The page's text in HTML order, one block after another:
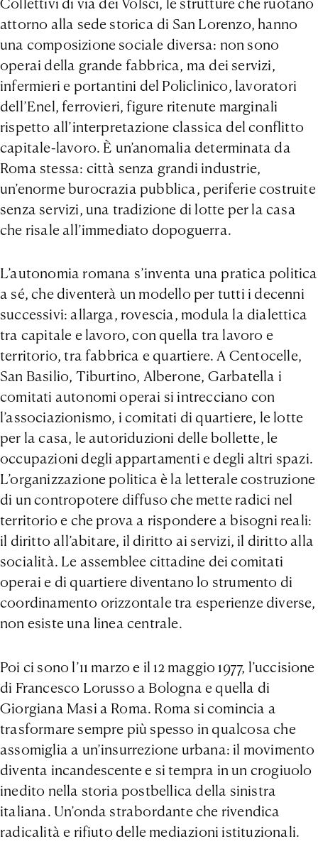
Collettivi di via dei Volsci, le strutture che ruotano
attorno alla sede storica di San Lorenzo, hanno
una composizione sociale diversa: non sono
operai della grande fabbrica, ma dei servizi,
infermieri e portantini del Policlinico, lavoratori
dell’Enel, ferrovieri, figure ritenute marginali
rispetto all’interpretazione classica del conflitto
capitale-lavoro. È un’anomalia determinata da
Roma stessa: città senza grandi industrie,
un’enorme burocrazia pubblica, periferie costruite
senza servizi, una tradizione di lotte per la casa
che risale all’immediato dopoguerra.
L’autonomia romana s’inventa una pratica politica
a sé, che diventerà un modello per tutti i decenni
successivi: allarga, rovescia, modula la dialettica
tra capitale e lavoro, con quella tra lavoro e
territorio, tra fabbrica e quartiere. A Centocelle,
San Basilio, Tiburtino, Alberone, Garbatella i
comitati autonomi operai si intrecciano con
l’associazionismo, i comitati di quartiere, le lotte
per la casa, le autoriduzioni delle bollette, le
occupazioni degli appartamenti e degli altri spazi.
L’organizzazione politica è la letterale costruzione
di un contropotere diffuso che mette radici nel
territorio e che prova a rispondere a bisogni reali:
il diritto all’abitare, il diritto ai servizi, il diritto alla
socialità. Le assemblee cittadine dei comitati
operai e di quartiere diventano lo strumento di
coordinamento orizzontale tra esperienze diverse,
non esiste una linea centrale.
Poi ci sono l’11 marzo e il 12 maggio 1977, l’uccisione
di Francesco Lorusso a Bologna e quella di
Giorgiana Masi a Roma. Roma si comincia a
trasformare sempre più spesso in qualcosa che
assomiglia a un’insurrezione urbana: il movimento
diventa incandescente e si tempra in un crogiuolo
inedito nella storia postbellica della sinistra
italiana. Un’onda strabordante che rivendica
radicalità e rifiuto delle mediazioni istituzionali.